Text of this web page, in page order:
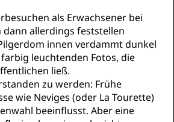
als Erwachsener bei
dann allerdings feststellen
innen verdammt dunkel
leuchtenden Fotos, die
ließ.
zu werden: Frühe
wie Neviges (oder La Tourette)
beeinflusst. Aber eine